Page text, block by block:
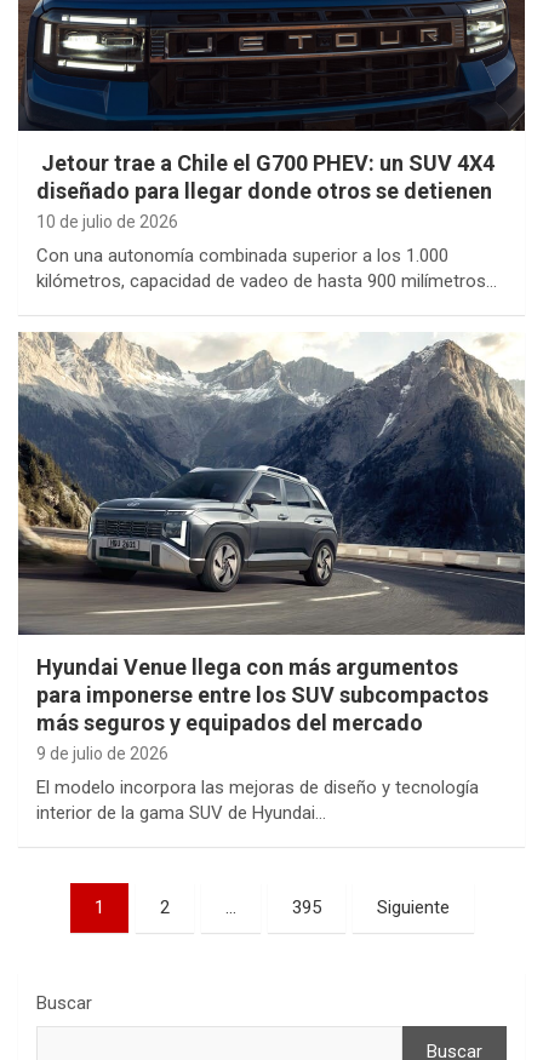
Jetour trae a Chile el G700 PHEV: un SUV 4X4
diseñado para llegar donde otros se detienen
10 de julio de 2026
Con una autonomía combinada superior a los 1.000
kilómetros, capacidad de vadeo de hasta 900 milímetros…
Hyundai Venue llega con más argumentos
para imponerse entre los SUV subcompactos
más seguros y equipados del mercado
9 de julio de 2026
El modelo incorpora las mejoras de diseño y tecnología
interior de la gama SUV de Hyundai…
Paginación
1 2 … 395 Siguiente
Buscar
Buscar